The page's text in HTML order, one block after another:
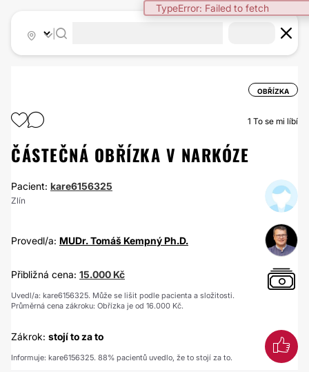
TypeError: Failed to fetch
OBŘÍZKA
1 To se mi líbí
ČÁSTEČNÁ OBŘÍZKA V NARKÓZE
Pacient: kare6156325
Zlín
Provedl/a: MUDr. Tomáš Kempný Ph.D.
Přibližná cena: 15.000 Kč
Uvedl/a: kare6156325. Může se lišit podle pacienta a složitosti.
Průměrná cena zákroku: Obřízka je od 16.000 Kč.
Zákrok: stojí to za to
Informuje: kare6156325. 88% pacientů uvedlo, že to stojí za to.